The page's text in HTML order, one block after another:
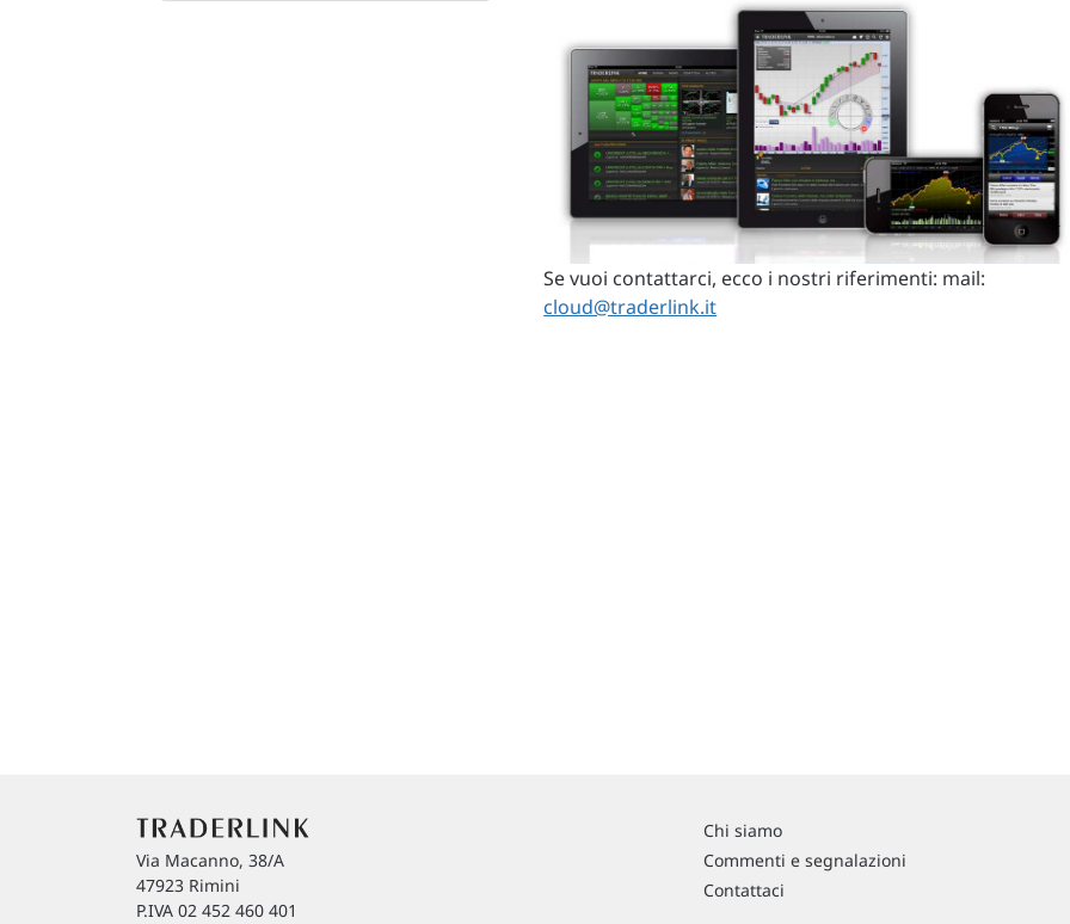
Se vuoi contattarci, ecco i nostri riferimenti: mail:
cloud@traderlink.it
Via Macanno, 38/A
47923 Rimini
P.IVA 02 452 460 401
Chi siamo
Commenti e segnalazioni
Contattaci